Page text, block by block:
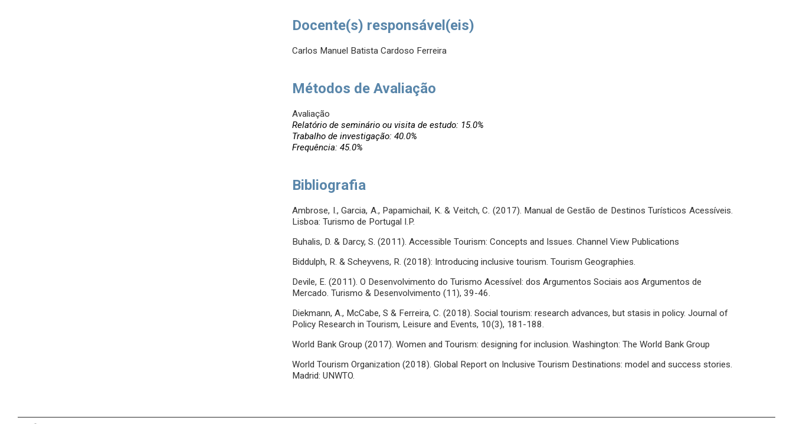
Docente(s) responsável(eis)
Carlos Manuel Batista Cardoso Ferreira
Métodos de Avaliação
Avaliação
Relatório de seminário ou visita de estudo: 15.0%
Trabalho de investigação: 40.0%
Frequência: 45.0%
Bibliografia
Ambrose, I., Garcia, A., Papamichail, K. & Veitch, C. (2017). Manual de Gestão de Destinos Turísticos Acessíveis.
Lisboa: Turismo de Portugal I.P.
Buhalis, D. & Darcy, S. (2011). Accessible Tourism: Concepts and Issues. Channel View Publications
Biddulph, R. & Scheyvens, R. (2018): Introducing inclusive tourism. Tourism Geographies.
Devile, E. (2011). O Desenvolvimento do Turismo Acessível: dos Argumentos Sociais aos Argumentos de
Mercado. Turismo & Desenvolvimento (11), 39-46.
Diekmann, A., McCabe, S & Ferreira, C. (2018). Social tourism: research advances, but stasis in policy. Journal of
Policy Research in Tourism, Leisure and Events, 10(3), 181-188.
World Bank Group (2017). Women and Tourism: designing for inclusion. Washington: The World Bank Group
World Tourism Organization (2018). Global Report on Inclusive Tourism Destinations: model and success stories.
Madrid: UNWTO.